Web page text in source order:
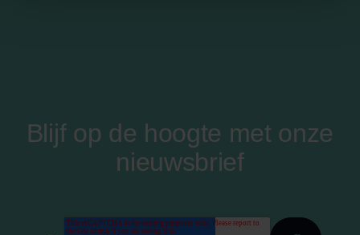
Blijf op de hoogte met onze
nieuwsbrief